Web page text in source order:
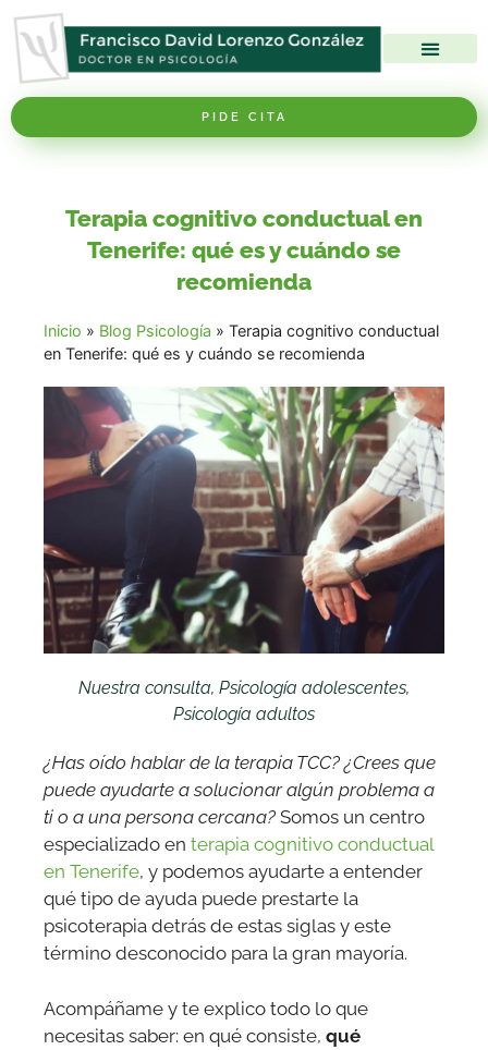
PIDE CITA
Terapia cognitivo conductual en
Tenerife: qué es y cuándo se
recomienda
Inicio » Blog Psicología » Terapia cognitivo conductual
en Tenerife: qué es y cuándo se recomienda
Nuestra consulta, Psicología adolescentes,
Psicología adultos
¿Has oído hablar de la terapia TCC? ¿Crees que
puede ayudarte a solucionar algún problema a
ti o a una persona cercana? Somos un centro
especializado en terapia cognitivo conductual
en Tenerife, y podemos ayudarte a entender
qué tipo de ayuda puede prestarte la
psicoterapia detrás de estas siglas y este
término desconocido para la gran mayoría.
Acompáñame y te explico todo lo que
necesitas saber: en qué consiste, qué